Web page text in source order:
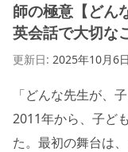
師の極意【どん
英会話で大切な
更新日: 2025年10月6日
「どんな先生が、
2011年から、子ど
た。最初の舞台は